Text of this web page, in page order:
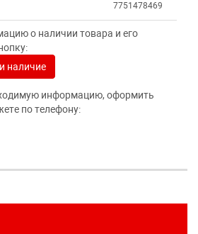
7751478469
о наличии товара и его
наличие
информацию, оформить
по телефону: